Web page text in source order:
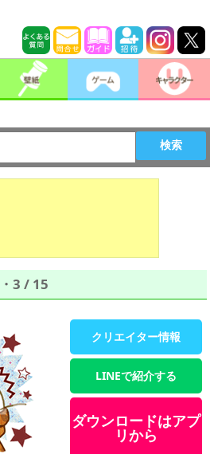
検索
3 / 15
クリエイター情報
LINEで紹介する
ダウンロードはアプ
リから